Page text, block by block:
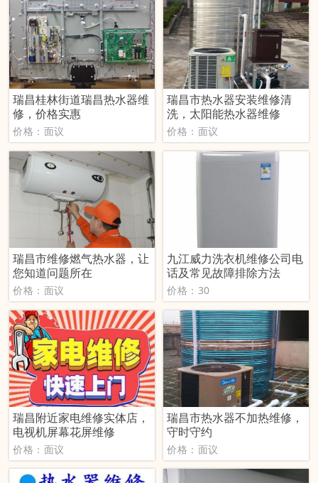
瑞昌桂林街道瑞昌热水器维
修，价格实惠
价格：面议
瑞昌市热水器安装维修清
洗，太阳能热水器维修
价格：面议
瑞昌市维修燃气热水器，让
您知道问题所在
价格：面议
九江威力洗衣机维修公司电
话及常见故障排除方法
价格：30
瑞昌附近家电维修实体店，
电视机屏幕花屏维修
价格：面议
瑞昌市热水器不加热维修，
守时守约
价格：面议